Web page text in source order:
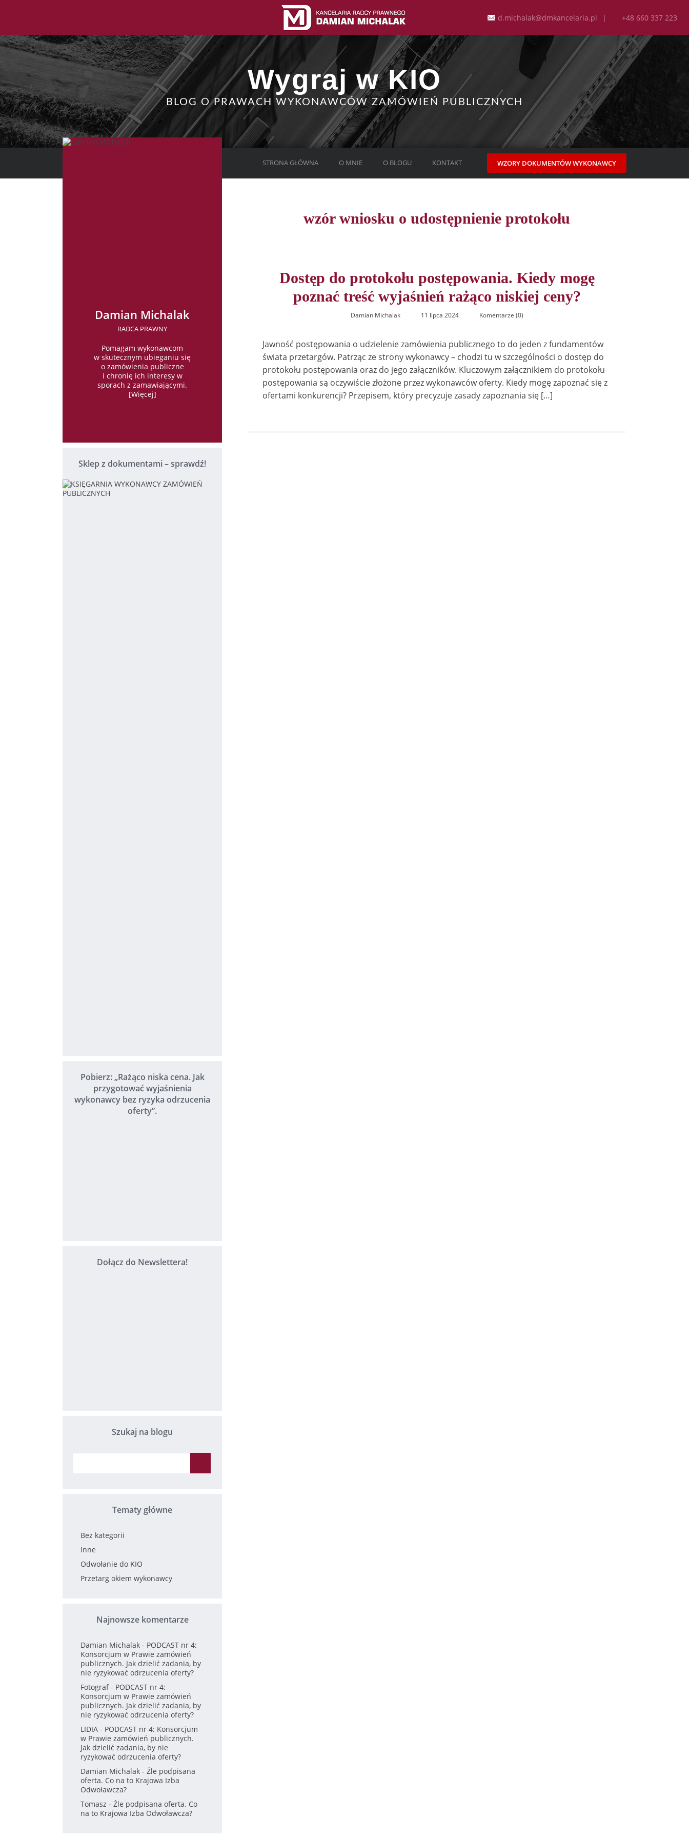
d.michalak@dmkancelaria.pl | +48 660 337 223
Wygraj w KIO
BLOG O PRAWACH WYKONAWCÓW ZAMÓWIEŃ PUBLICZNYCH
STRONA GŁÓWNA O MNIE O BLOGU KONTAKT WZORY DOKUMENTÓW WYKONAWCY
wzór wniosku o udostępnienie protokołu
Dostęp do protokołu postępowania. Kiedy mogę
poznać treść wyjaśnień rażąco niskiej ceny?
Damian Michalak 11 lipca 2024 Komentarze (0)
Jawność postępowania o udzielenie zamówienia publicznego to do jeden z fundamentów
świata przetargów. Patrząc ze strony wykonawcy – chodzi tu w szczególności o dostęp do
protokołu postępowania oraz do jego załączników. Kluczowym załącznikiem do protokołu
postępowania są oczywiście złożone przez wykonawców oferty. Kiedy mogę zapoznać się z
ofertami konkurencji? Przepisem, który precyzuje zasady zapoznania się […]
Damian Michalak
RADCA PRAWNY
Pomagam wykonawcom
w skutecznym ubieganiu się
o zamówienia publiczne
i chronię ich interesy w
sporach z zamawiającymi.
[Więcej]
Sklep z dokumentami – sprawdź!
Pobierz: „Rażąco niska cena. Jak
przygotować wyjaśnienia
wykonawcy bez ryzyka odrzucenia
oferty”.
Dołącz do Newslettera!
Szukaj na blogu
Tematy główne
Bez kategorii
Inne
Odwołanie do KIO
Przetarg okiem wykonawcy
Najnowsze komentarze
Damian Michalak - PODCAST nr 4:
Konsorcjum w Prawie zamówień
publicznych. Jak dzielić zadania, by
nie ryzykować odrzucenia oferty?
Fotograf- PODCAST nr 4:
Konsorcjum w Prawie zamówień
publicznych. Jak dzielić zadania, by
nie ryzykować odrzucenia oferty?
LIDIA - PODCAST nr 4: Konsorcjum
w Prawie zamówień publicznych.
Jak dzielić zadania, by nie
ryzykować odrzucenia oferty?
Damian Michalak - Źle podpisana
oferta. Co na to Krajowa Izba
Odwoławcza?
Tomasz - Źle podpisana oferta. Co
na to Krajowa Izba Odwoławcza?